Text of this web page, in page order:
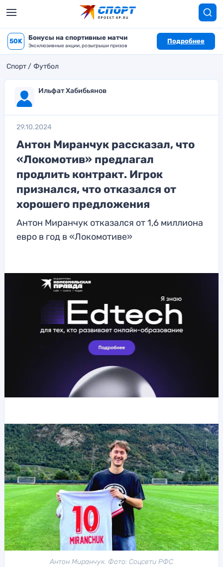
50K Бонусы на спортивные матчи
Эксклюзивные акции, розыгрыши призов
Подробнее
Спорт Футбол
Ильфат Хабибьянов
29.10.2024
Антон Миранчук рассказал, что
«Локомотив» предлагал
продлить контракт. Игрок
признался, что отказался от
хорошего предложения
Антон Миранчук отказался от 1,6 миллиона
евро в год в «Локомотиве»
Антон Миранчук. Фото: Соцсети РФС